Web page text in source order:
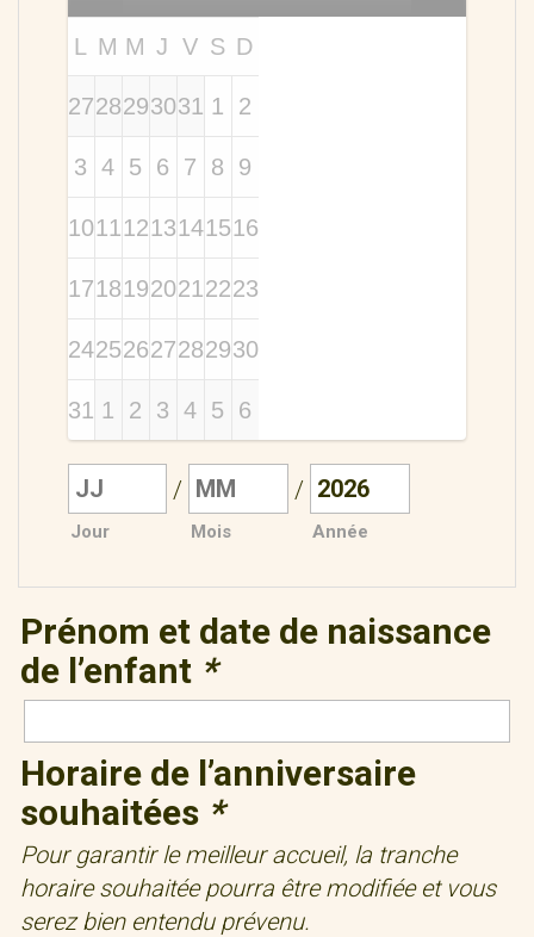
L M M J V S D
2728293031 1 2
3 4 5 6 7 8 9
10111213141516
17181920212223
24252627282930
31 1 2 3 4 5 6
Jour
/
Mois
/
Année
Prénom et date de naissance
de l’enfant *
Horaire de l’anniversaire
souhaitées *
Pour garantir le meilleur accueil, la tranche
horaire souhaitée pourra être modifiée et vous
serez bien entendu prévenu.